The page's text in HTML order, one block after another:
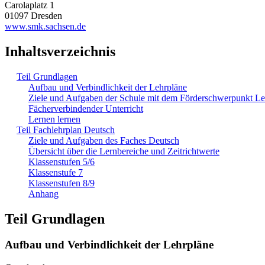
Carolaplatz 1
01097 Dresden
www.smk.sachsen.de
Inhaltsverzeichnis
Teil Grundlagen
Aufbau und Verbindlichkeit der Lehrpläne
Ziele und Aufgaben der Schule mit dem Förderschwerpunkt
Fächerverbindender Unterricht
Lernen lernen
Teil Fachlehrplan Deutsch
Ziele und Aufgaben des Faches Deutsch
Übersicht über die Lernbereiche und Zeitrichtwerte
Klassenstufen 5/6
Klassenstufe 7
Klassenstufen 8/9
Anhang
Teil Grundlagen
Aufbau und Verbindlichkeit der Lehrpläne